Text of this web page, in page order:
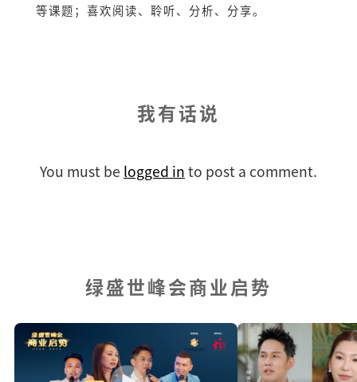
等课题；喜欢阅读、聆听、分析、分享。
我有话说
You must be logged in to post a comment.
绿盛世峰会商业启势